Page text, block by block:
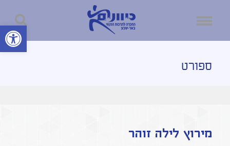
פתח סרגל
ספורט
מירוץ לילה זוהר